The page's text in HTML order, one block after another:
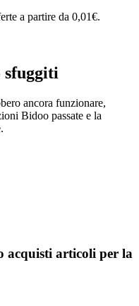
a partire da 0,01€.
sfuggiti
ancora funzionare,
Bidoo passate e la
acquisti articoli per la